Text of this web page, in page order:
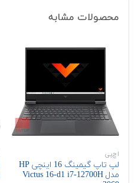
محصولات مشابه
اچ‌پی
لپ تاپ گیمینگ 16 اینچی HP
مدل Victus 16-d1 i7-12700H